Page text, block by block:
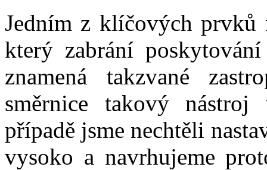
Jedním z klíčových prvků
který zabrání
znamená takzvané
směrnice takový
případě jsme nechtěli
vysoko a navrhujeme